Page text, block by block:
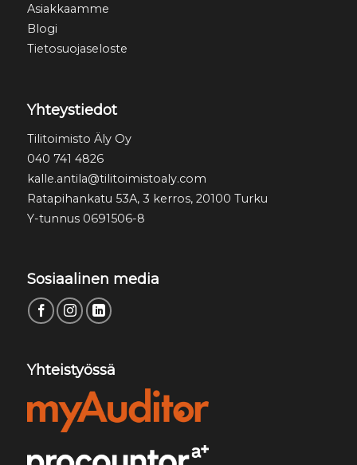
Asiakkaamme
Blogi
Tietosuojaseloste
Yhteystiedot
Tilitoimisto Äly Oy
040 741 4826
kalle.antila@tilitoimistoaly.com
Ratapihankatu 53A, 3 kerros, 20100 Turku
Y-tunnus 0691506-8
Sosiaalinen media
Yhteistyössä